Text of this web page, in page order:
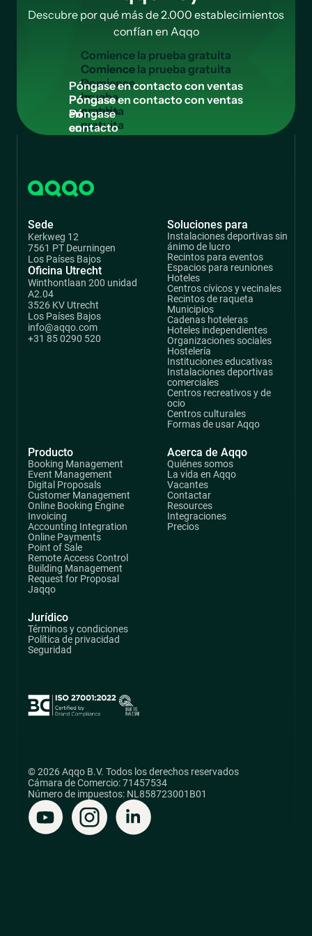
Descubre por qué más de 2.000 establecimientos
confían en Aqqo
Comiencela pruebagratuita
Comience
la
prueba
gratuita
Póngaseencontactoconventas
Póngase
en
contacto
Sede
Kerkweg 12
7561 PT Deurningen
Los Países Bajos
Oficina Utrecht
Winthontlaan 200 unidad
A2.04
3526 KV Utrecht
Los Países Bajos
info@aqqo.com
+31 85 0290 520
Producto
Booking Management
Event Management
Digital Proposals
Customer Management
Online Booking Engine
Invoicing
Accounting Integration
Online Payments
Point of Sale
Remote Access Control
Building Management
Request for Proposal
Jaqqo
Soluciones para
Instalaciones deportivas sin
ánimo de lucro
Recintos para eventos
Espacios para reuniones
Hoteles
Centros cívicos y vecinales
Recintos de raqueta
Municipios
Cadenas hoteleras
Hoteles independientes
Organizaciones sociales
Hostelería
Instituciones educativas
Instalaciones deportivas
comerciales
Centros recreativos y de
ocio
Centros culturales
Formas de usar Aqqo
Acerca de Aqqo
Quiénes somos
La vida en Aqqo
Vacantes
Contactar
Resources
Integraciones
Precios
Jurídico
Términos y condiciones
Política de privacidad
Seguridad
© 2026 Aqqo B.V. Todos los derechos reservados
Cámara de Comercio: 71457534
Número de impuestos: NL858723001B01